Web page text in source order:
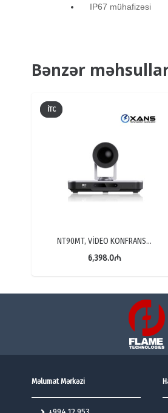
IP67 mühafizəsi
Bənzər
İTC
NT90MT, VİDEO KONFRANS…
6,398.0₼
Məlumat Mərkəzi